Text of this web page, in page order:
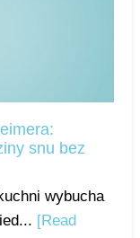
snu bez
wybucha
[Read